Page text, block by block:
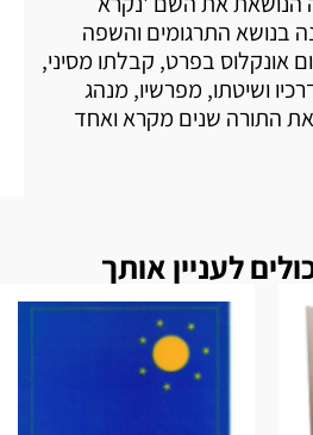
בנושא התרגומים והשפה
אונקלוס בפרט, קבלתו מסיני,
ושיטתו, מפרשיו, מנהג
התורה שנים מקרא ואחד
לעניין אותך